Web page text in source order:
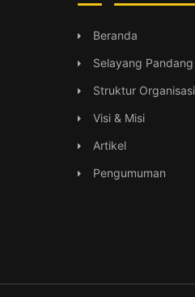
Beranda
Selayang Pandang
Struktur Organisasi
Visi & Misi
Artikel
Pengumuman